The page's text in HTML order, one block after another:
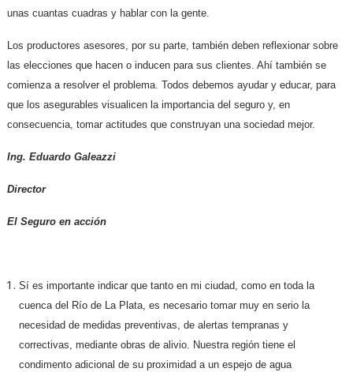
unas cuantas cuadras y hablar con la gente.
Los productores asesores, por su parte, también deben reflexionar sobre
las elecciones que hacen o inducen para sus clientes. Ahí también se
comienza a resolver el problema. Todos debemos ayudar y educar, para
que los asegurables visualicen la importancia del seguro y, en
consecuencia, tomar actitudes que construyan una sociedad mejor.
Ing. Eduardo Galeazzi
Director
El Seguro en acción
Sí es importante indicar que tanto en mi ciudad, como en toda la
cuenca del Río de La Plata, es necesario tomar muy en serio la
necesidad de medidas preventivas, de alertas tempranas y
correctivas, mediante obras de alivio. Nuestra región tiene el
condimento adicional de su proximidad a un espejo de agua